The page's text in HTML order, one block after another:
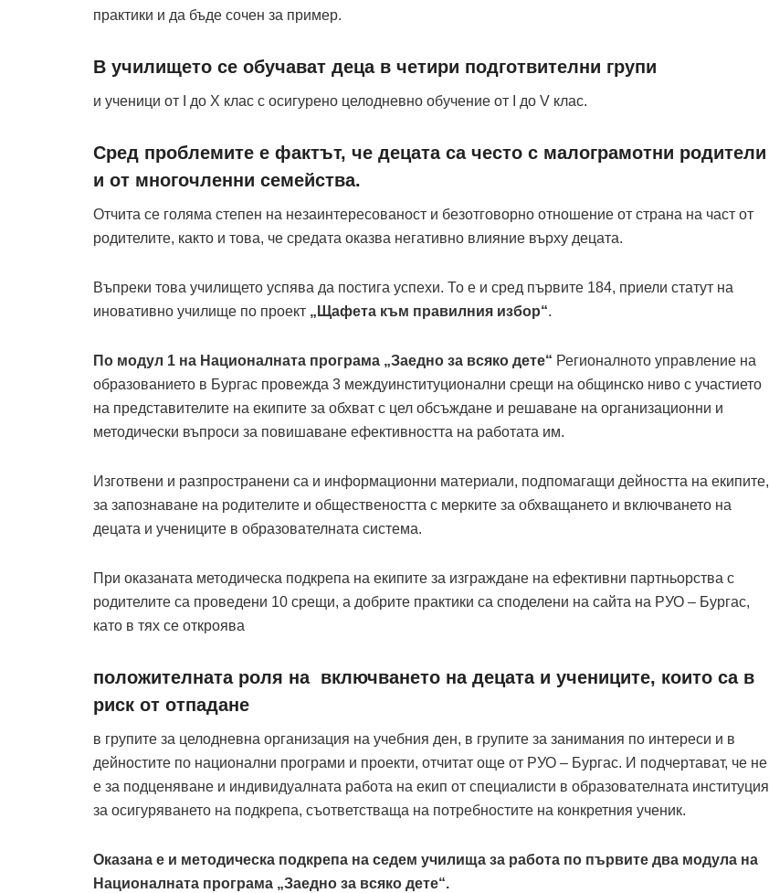
практики и да бъде сочен за пример.
В училището се обучават деца в четири подготвителни групи
и ученици от I до X клас с осигурено целодневно обучение от I до V клас.
Сред проблемите е фактът, че децата са често с малограмотни родители
и от многочленни семейства.
Отчита се голяма степен на незаинтересованост и безотговорно отношение от страна на част от
родителите, както и това, че средата оказва негативно влияние върху децата.
Въпреки това училището успява да постига успехи. То е и сред първите 184, приели статут на
иновативно училище по проект „Щафета към правилния избор“.
По модул 1 на Националната програма „Заедно за всяко дете“ Регионалното управление на
образованието в Бургас провежда 3 междуинституционални срещи на общинско ниво с участието
на представителите на екипите за обхват с цел обсъждане и решаване на организационни и
методически въпроси за повишаване ефективността на работата им.
Изготвени и разпространени са и информационни материали, подпомагащи дейността на екипите,
за запознаване на родителите и обществеността с мерките за обхващането и включването на
децата и учениците в образователната система.
При оказаната методическа подкрепа на екипите за изграждане на ефективни партньорства с
родителите са проведени 10 срещи, а добрите практики са споделени на сайта на РУО – Бургас,
като в тях се откроява
положителната роля на включването на децата и учениците, които са в
риск от отпадане
в групите за целодневна организация на учебния ден, в групите за занимания по интереси и в
дейностите по национални програми и проекти, отчитат още от РУО – Бургас. И подчертават, че не
е за подценяване и индивидуалната работа на екип от специалисти в образователната институция
за осигуряването на подкрепа, съответстваща на потребностите на конкретния ученик.
Оказана е и методическа подкрепа на седем училища за работа по първите два модула на
Националната програма „Заедно за всяко дете“.